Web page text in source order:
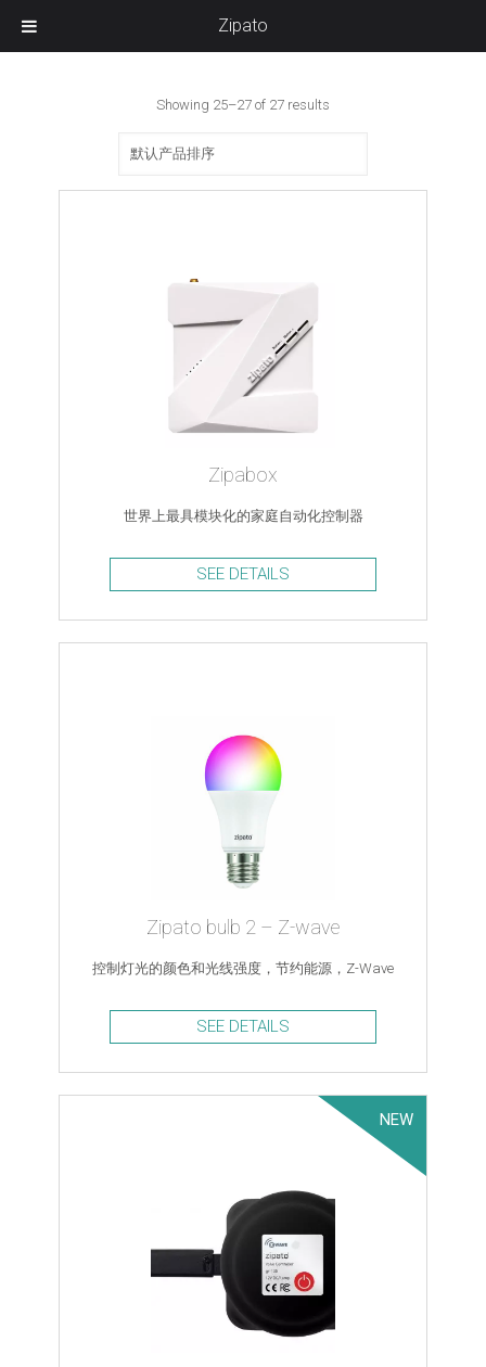
Showing 25–27 of 27 results
Zipabox
世界上最具模块化的家庭自动化控制器
SEE DETAILS
Zipato bulb 2 – Z-wave
控制灯光的颜色和光线强度，节约能源，Z-Wave
SEE DETAILS
NEW
Zipato